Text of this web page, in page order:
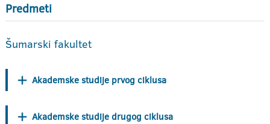
Predmeti
Šumarski fakultet
Akademske studije prvog ciklusa
Akademske studije drugog ciklusa